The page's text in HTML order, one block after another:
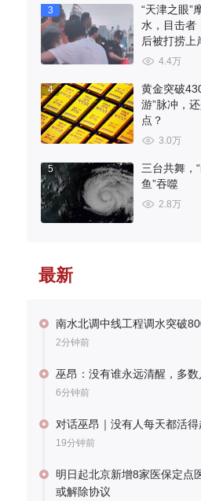
3
“天津之眼”
水，目击者
后被打捞上
4.4万
4
黄金突破
游”脉冲，
点？
3.0万
5
三台共舞，
鱼”吞噬
2.8万
最新
南水北调中线工程调水突破
2分钟前
巫昂：没有谁永远清醒，多
6分钟前
对话巫昂｜没有人每天都活得
19分钟前
明日起北京新增8家医保定点
或解除协议